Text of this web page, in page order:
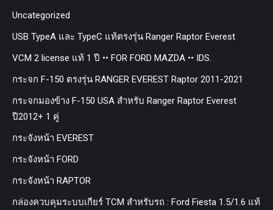
Uncategorized
USB TypeA และ TypeC แท้ตรงรุ่น Ranger Raptor Everest
VCM 2 license แท้ 1 ปี •• FOR FORD MAZDA •• IDS.
กระจก F-150 ตรงรุ่น RANGER EVEREST Raptor 2011-2021
กระจกมองข้าง F-150 USA สำหรับ Ranger Raptor Everest
ปี2012+ 1 คู่
กระจังหน้า EVEREST
กระจังหน้า FORD
กระจังหน้า RAPTOR
กล่องควบคุมระบบเกียร์ TCM สำหรับรถ : Ford Fiesta 1.5/1.6 แท้